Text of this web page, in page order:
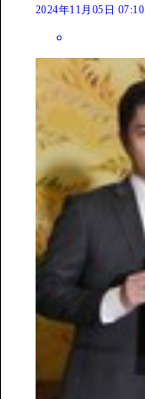
2024年11月05日 07:10